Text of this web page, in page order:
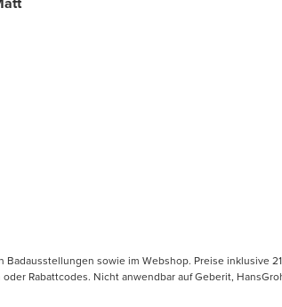
sowie im Webshop. Preise
Rabattcodes. Nicht anwendbar auf Geberit,